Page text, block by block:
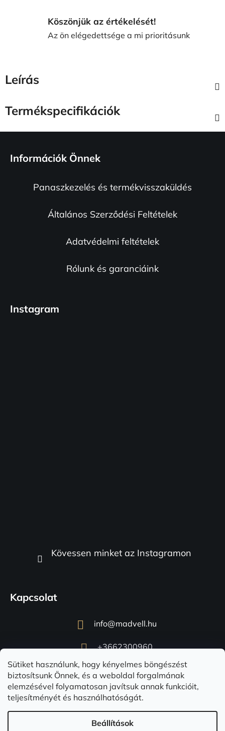
Sütiket használunk, hogy kényelmes böngészést
biztosítsunk Önnek, és a weboldal forgalmának
elemzésével folyamatosan javítsuk annak funkcióit,
teljesítményét és használhatóságát.
Beállítások
Köszönjük az értékelését!
Az ön elégedettsége a mi prioritásunk
Leírás
Termékspecifikációk
Információk Önnek
Panaszkezelés és termékvisszaküldés
Általános Szerződési Feltételek
Adatvédelmi feltételek
Rólunk és garanciáink
Instagram
Kövessen minket az Instagramon
Kapcsolat
info@madvell.hu
+3662300960
Shoptet készítette